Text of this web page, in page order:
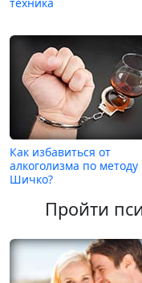
техника
Как избавиться от
алкоголизма по методу
Шичко?
Пройти